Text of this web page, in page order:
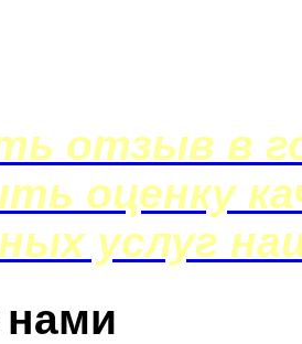
отзыв в
оценку
услуг
нами